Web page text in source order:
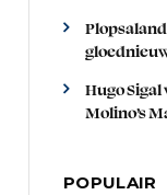
Hugo
Molino’s
POPULAIR